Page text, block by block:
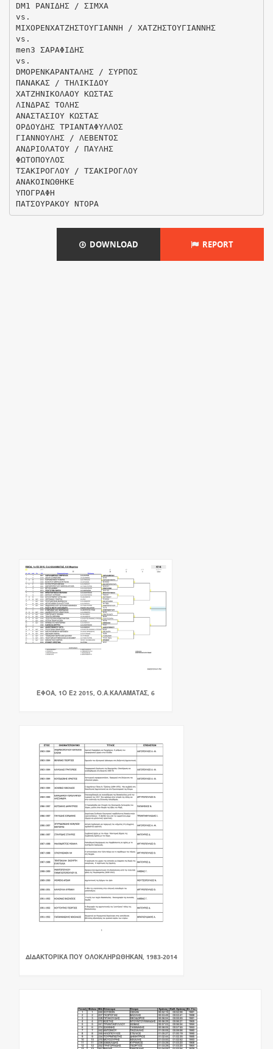
DM1 ΡΑΝΙΔΗΣ / ΣΙΜΧΑ
vs.
ΜΙΧOPENΧΑΤΖΗΣΤΟΥΓΙΑΝΝΗ / ΧΑΤΖΗΣΤΟΥΓΙΑΝΝΗΣ
vs.
men3 ΣΑΡΑΦΙΔΗΣ
vs.
DMOPENΚΑΡΑΝΤΑΛΗΣ / ΣΥΡΠΟΣ
ΠΑΝΑΚΑΣ / ΤΗΛΙΚΙΔΟΥ
ΧΑΤΖΗΝΙΚΟΛΑΟΥ ΚΩΣΤΑΣ
ΛΙΝΔΡΑΣ ΤΟΛΗΣ
ΑΝΑΣΤΑΣΙΟΥ ΚΩΣΤΑΣ
ΟΡΔΟΥΔΗΣ ΤΡΙΑΝΤΑΦΥΛΛΟΣ
ΓΙΑΝΝΟΥΛΗΣ / ΛΕΒΕΝΤΟΣ
ΑΝΔΡΙΟΛΑΤΟΥ / ΠΑΥΛΗΣ
ΦΩΤΟΠΟΥΛΟΣ
ΤΣΑΚΙΡΟΓΛΟΥ / ΤΣΑΚΙΡΟΓΛΟΥ
ΑΝΑΚΟΙΝΩΘΗΚΕ
ΥΠΟΓΡΑΦΗ
DOWNLOAD REPORT
ΕΦΟΑ, 1Ο Ε2 2015, Ο.Α.ΚΑΛΑΜΑΤΑΣ, 6
ΔΙΔΑΚΤΟΡΙΚΑ ΠΟΥ ΟΛΟΚΛΗΡΩΘΗΚΑΝ, 1983-2014